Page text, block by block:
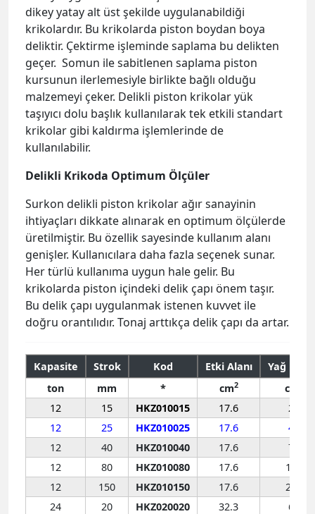
dikey yatay alt üst şekilde uygulanabildiği
krikolardır. Bu krikolarda piston boydan boya
deliktir. Çektirme işleminde saplama bu delikten
geçer. Somun ile sabitlenen saplama piston
kursunun ilerlemesiyle birlikte bağlı olduğu
malzemeyi çeker. Delikli piston krikolar yük
taşıyıcı dolu başlık kullanılarak tek etkili standart
krikolar gibi kaldırma işlemlerinde de
kullanılabilir.
Delikli Krikoda Optimum Ölçüler
Surkon delikli piston krikolar ağır sanayinin
ihtiyaçları dikkate alınarak en optimum ölçülerde
üretilmiştir. Bu özellik sayesinde kullanım alanı
genişler. Kullanıcılara daha fazla seçenek sunar.
Her türlü kullanıma uygun hale gelir. Bu
krikolarda piston içindeki delik çapı önem taşır.
Bu delik çapı uygulanmak istenen kuvvet ile
doğru orantılıdır. Tonaj arttıkça delik çapı da artar.
Kapasite Strok Kod Etki Alanı
Yağ
ton
mm * cm2 cm
12 15 HKZ010015 17.6
25
12
25 HKZ010025 17.6
44
12
40 HKZ010040 17.6
71
12
80 HKZ010080 17.6
141
12
150 HKZ010150 17.6
270
24
20 HKZ020020 32.3
65